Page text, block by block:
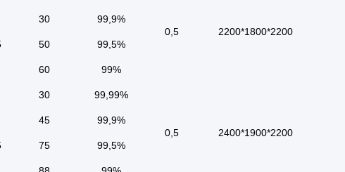
30
50
60
99,9%
99,5%
99%
0,5 2200*1800*2200
30
45
75
99,99%
99,9%
99,5%
0,5 2400*1900*2200